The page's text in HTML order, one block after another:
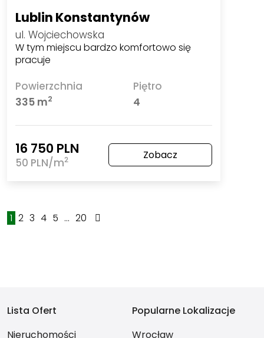
Lublin Konstantynów
ul. Wojciechowska
W tym miejscu bardzo komfortowo się
pracuje
Powierzchnia
335 m2
Piętro
4
16 750 PLN
50 PLN/m2 Zobacz
1 2 3 4 5 ... 20
Lista Ofert
Nieruchomości
Popularne Lokalizacje
Wrocław